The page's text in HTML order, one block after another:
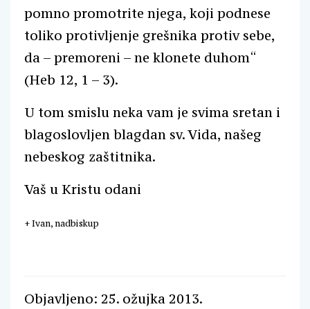
pomno promotrite njega, koji podnese
toliko protivljenje grešnika protiv sebe,
da – premoreni – ne klonete duhom“
(Heb 12, 1 – 3).
U tom smislu neka vam je svima sretan i
blagoslovljen blagdan sv. Vida, našeg
nebeskog zaštitnika.
Vaš u Kristu odani
+ Ivan, nadbiskup
Objavljeno: 25. ožujka 2013.